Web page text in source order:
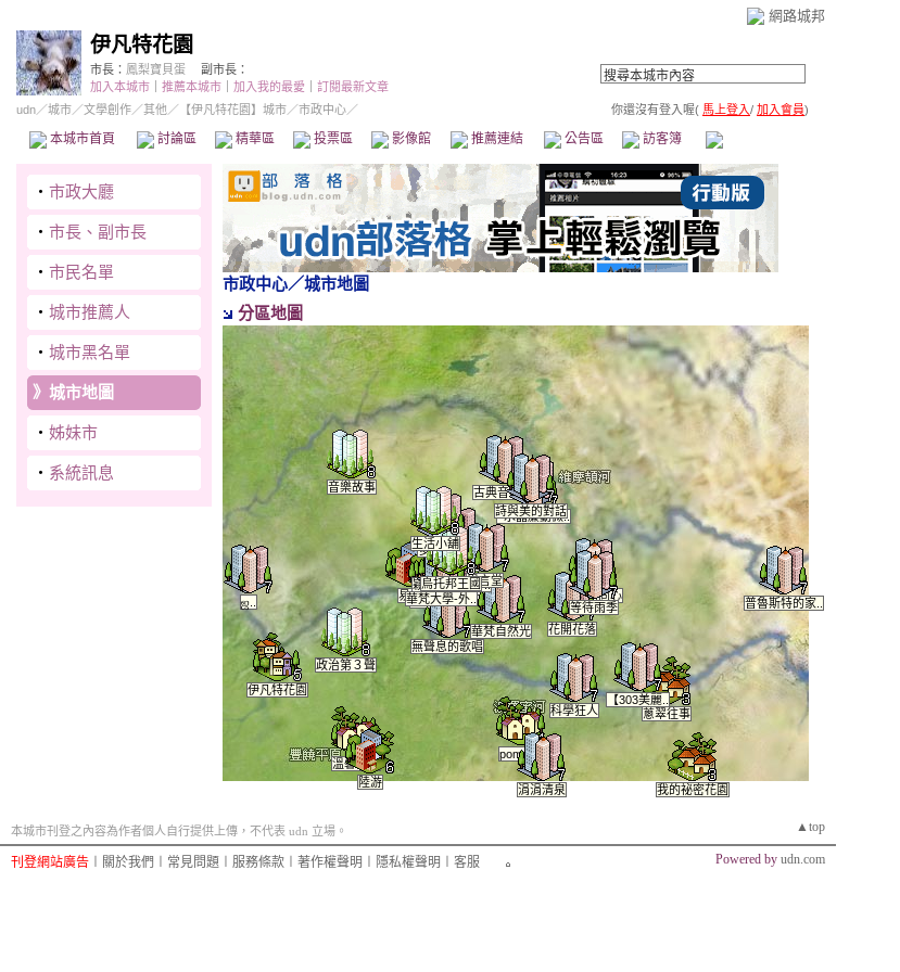
網路城邦
伊凡特花園
市長： 鳳梨寶貝蛋
副市長：
加入本城市
推薦本城市 加入我的最愛
訂閱最新文章
udn／城市／文學創作／其他 ／ 【伊凡特花園】城市／市政中心／ 你還沒有登入喔( 馬上登入/ 加入會員)
本城市首頁 討論區 精華區 投票區 影像館 推薦連結 公告區 訪客簿 市政中心
‧ 市政大廳
‧ 市長、副市長
‧ 市民名單
‧ 城市推薦人
‧ 城市黑名單
》 城市地圖
‧ 姊妹市
‧ 系統訊息
市政中心／城市地圖
分區地圖
伊凡特花園
陸游
我的祕密花園
溫馨城市
蔥翠往事
古典音樂網
pomerr..
陽台小站
烏托邦王國
政治第３聲
生活小舖
音樂故事
勇。結同心
花開花落
普魯斯特的家..
~水晶簾動微..
馬英九下台
等待雨季
無聲息的歌唱
華梵自然光
穎．臨．城．..
華梵大學-外..
涓涓清泉
【303美麗..
異言堂
詩與美的對話
ஜ..
科學狂人
多情世界
易經。 低頭..
▲top
本城市刊登之內容為作者個人自行提供上傳，不代表 udn 立場。
刊登網站廣告 關於我們 常見問題 服務條款 著作權聲明 隱私權聲明 客服 Powered by udn.com